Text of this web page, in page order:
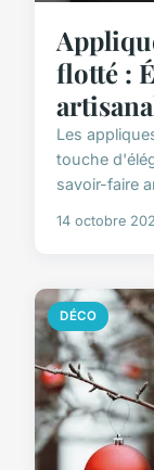
flotté :
Les
touche
savoir-faire
14 octobre
DÉCO